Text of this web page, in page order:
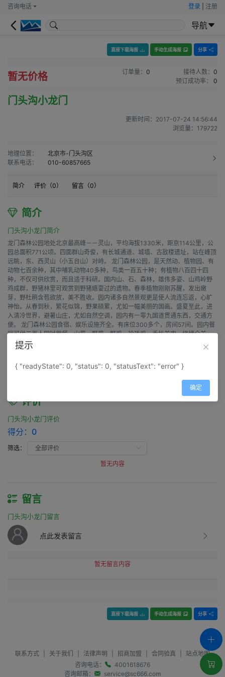
咨询电话 登录 注册
导航
直接下载海报 手动生成海报 分享
暂无价格 订单量： 0 接待人数： 0
预订成功率：
0
门头沟小龙门
更新时间： 2017-07-24 14:56:44
浏览量： 179722
地理位置：
北京市-门头沟区
联系电话：
010-60857665
简介 评价（0） 留言（0）
简介
门头沟小龙门简介
龙门森林公园地处北京最高峰－－灵山，平均海拔1330米，距京114公里，公
园总面积771公顷。四面群山奇俊，有长城通道、城墙、古敌楼遗址，站在峰顶
远眺，东、西灵山（小五台山）对峙。 龙门森林公园，是天然动、植物园、有
动物七百余种，其中哺乳动物40多种，鸟类一百五十种；有植物八百四十四
种，不仅可供欣赏，而且适于科研。国内山、石、森林，雄伟多姿、山鸡岭野
鸡成群，野猪林里可观赏到野猪嬉耍过的遗物。春季植物刚刚苏醒，发出嫩
芽，野杜鹃含苞欲放，美不胜收。园内诸多自然景观更是使人流连忘返，心旷
神怡。从春到秋，繁花似锦，野果硕累，尤如一幅美丽的国画。盛夏至此，进
入清冷世界，避暑山庄，尤如自然空调，园内有一零九国道贯通东西，交通方
便。 龙门森林公园食宿、娱乐设施齐全。有床位300多个，房间57间。园内餐
厅可供二百人同时用餐，山菜、野菜、野鸡、珍珠鸡、手扒羊肉、烧烤全羊、
野兔、松鼠、大全火锅等应有尽有。浴池、舞厅、卡拉OK、棋牌室、台球室、
大小会议室、篝火晚会等一应俱全。附近有灵山、百花山、小五台山、野三
习、夏令营的好去处。欢迎各界朋友光临，回归大自然！
评价
门头沟小龙门评价
得分： 0
筛选：
暂无内容
留言
门头沟小龙门留言
点此发表留言
暂无留言内容
直接下载海报 手动生成海报 分享
联系方式 关于我们 法律声明 招商加盟 合同验真
站点地图
咨询电话：
4001618676
咨询邮箱：
service@sc666.com
提示
{ "readyState": 0, "status": 0, "statusText": "error" }
确定